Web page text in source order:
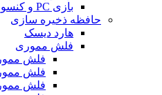
بازی PC و کنسول
حافظه ذخیره سازی
هارد دیسک
فلش مموری
فلش مموری
فلش مموری
فلش مموری